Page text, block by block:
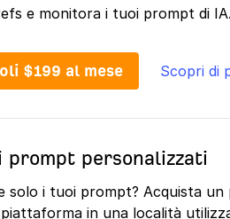
e monitora i tuoi prompt di
$199 al mese Scopri di
prompt personalizzati
solo i tuoi prompt? Acquista
in una località